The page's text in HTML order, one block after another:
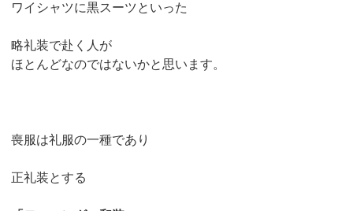
ワイシャツに黒スーツといった
略礼装で赴く人が
ほとんどなのではないかと思います。
喪服は礼服の一種であり
正礼装とする